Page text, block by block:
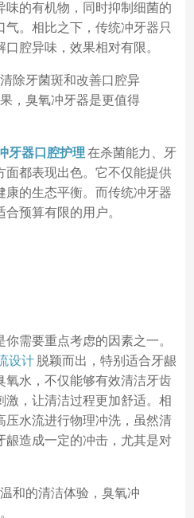
味的有机物，同时抑制细菌的
。相比之下，传统冲牙器只
腔异味，效果相对有限。
除牙菌斑和改善口腔异
，臭氧冲牙器是更值得
牙器口腔护理 在杀菌能力、牙
面都表现出色。它不仅能提供
康的生态平衡。而传统冲牙器
预算有限的用户。
需要重点考虑的因素之一。
设计 脱颖而出，特别适合牙龈
氧水，不仅能够有效清洁牙齿
，让清洁过程更加舒适。相
压水流进行物理冲洗，虽然清
龈造成一定的冲击，尤其是对
和的清洁体验，臭氧冲